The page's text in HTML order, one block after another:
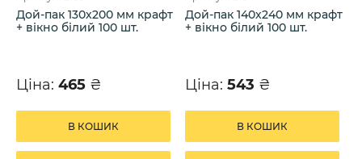
Дой-пак 130х200 мм крафт
+ вікно білий 100 шт.
Ціна: 465 ₴
В КОШИК
Дой-пак 140х240 мм крафт
+ вікно білий 100 шт.
Ціна: 543 ₴
В КОШИК